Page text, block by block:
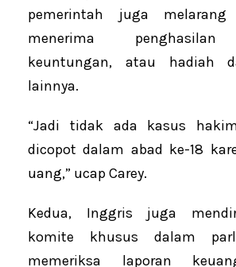
pemerintah juga
menerima penghasilan
keuntungan, atau hadiah
lainnya.
“Jadi tidak ada kasus
dicopot dalam abad ke-18
uang,” ucap Carey.
Kedua, Inggris juga
komite khusus dalam
memeriksa laporan